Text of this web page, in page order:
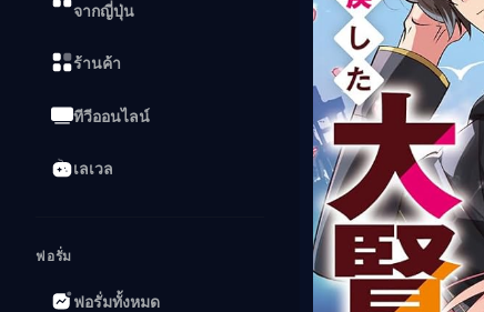
จากญี่ปุ่น
ร้านค้า
ทีวีออนไลน์
เลเวล
ฟอรั่ม
ฟอรั่มทั้งหมด